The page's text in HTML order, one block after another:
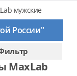
мужские
России"
MaxLab